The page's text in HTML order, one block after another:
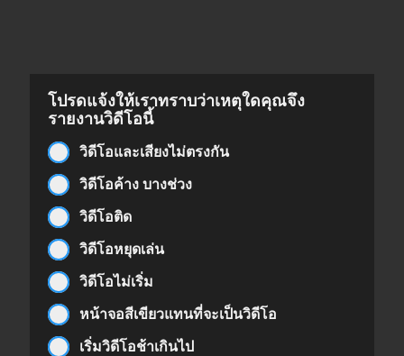
โปรดแจ้งให้เราทราบว่าเหตุใดคุณจึง
รายงานวิดีโอนี้
วิดีโอและเสียงไม่ตรงกัน
วิดีโอค้าง บางช่วง
วิดีโอติด
วิดีโอหยุดเล่น
วิดีโอไม่เริ่ม
หน้าจอสีเขียวแทนที่จะเป็นวิดีโอ
เริ่มวิดีโอช้าเกินไป